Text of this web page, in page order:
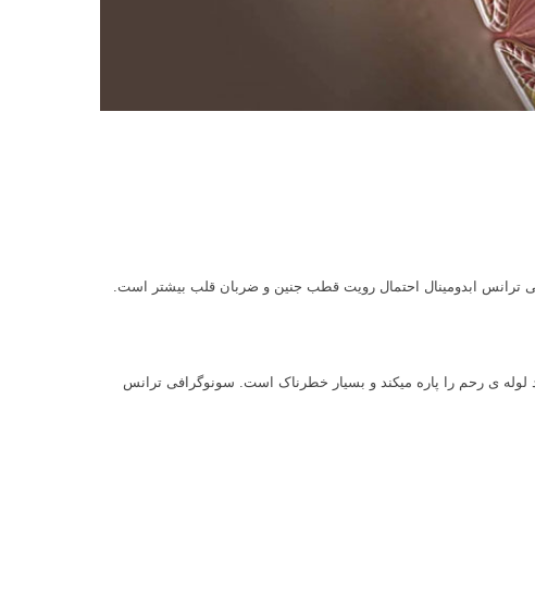
ترانس ابدومینال احتمال رویت قطب جنین و ضربان قلب بیشتر است.
در این موارد تست حاملگی مثبت است ولی ساک حاملگی به داخل رحم منتقل نشده است و در لوله های رحم می‎ماند و چون امکان رشد ندارد لوله ی رحم را پاره می‎کند و بسیار خطرناک است. سونوگرافی ترانس